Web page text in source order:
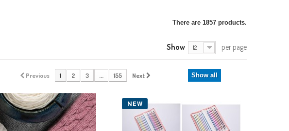
There are 1857 products.
Show 12 per page
Show all
Previous 1 2 3 ... 155 Next
NEW